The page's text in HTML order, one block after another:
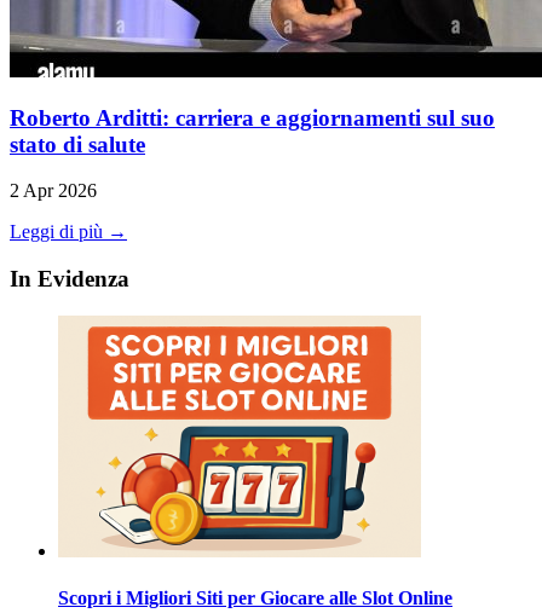
Roberto Arditti: carriera e aggiornamenti sul suo
stato di salute
2 Apr 2026
Leggi di più →
In Evidenza
Scopri i Migliori Siti per Giocare alle Slot Online